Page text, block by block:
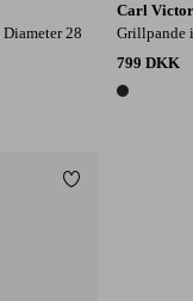
28
Carl Victor
Grillpande
799 DKK
1 farve
Tilføj til